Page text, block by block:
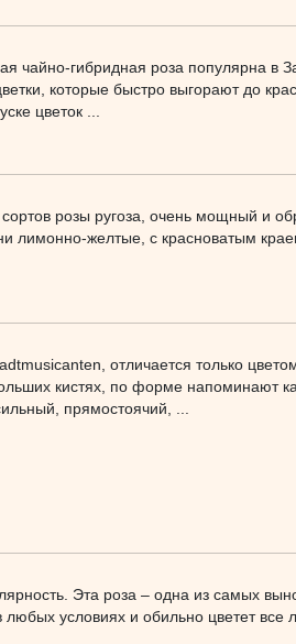
чайно-гибридная роза популярна в
которые быстро выгорают до
цветок ...
розы ругоза, очень мощный и
лимонно-желтые, с красноватым
отличается только
кистях, по форме напоминают
прямостоячий, ...
Эта роза – одна из самых
любых условиях и обильно цветет